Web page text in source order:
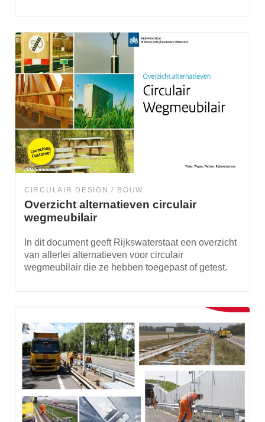
CIRCULAIR DESIGN BOUW
Overzicht alternatieven circulair
wegmeubilair
In dit document geeft Rijkswaterstaat een overzicht
van allerlei alternatieven voor circulair
wegmeubilair die ze hebben toegepast of getest.